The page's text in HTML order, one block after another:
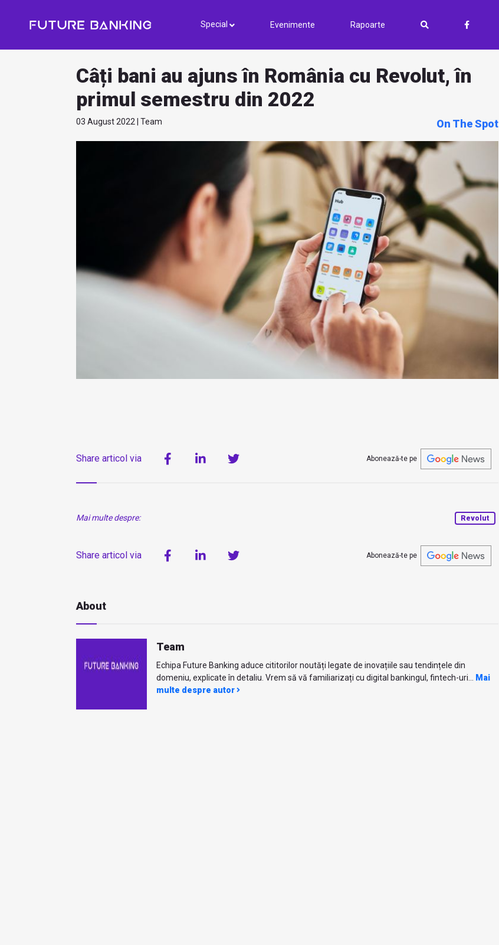
Special Evenimente Rapoarte
Câți bani au ajuns în România cu Revolut, în
primul semestru din 2022
03 August 2022 | Team On The Spot
Share articol via Abonează-te pe
Mai multe despre: Revolut
Share articol via Abonează-te pe
About
Team
Echipa Future Banking aduce cititorilor noutăți legate de inovațiile sau tendințele din
domeniu, explicate în detaliu. Vrem să vă familiarizați cu digital bankingul, fintech-uri...
Mai
multe despre autor